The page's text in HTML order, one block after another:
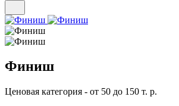
Финиш
Ценовая категория - от 50 до 150 т. р.